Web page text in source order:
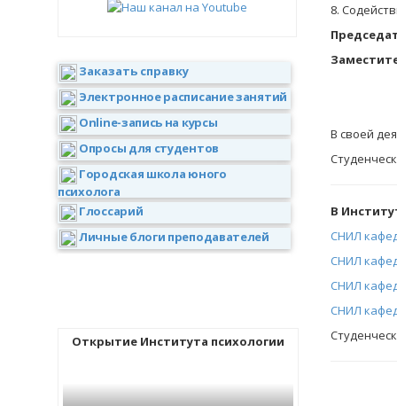
Заказать справку
Электронное расписание занятий
Online-запись на курсы
Опросы для студентов
Городская школа юного
психолога
Глоссарий
Личные блоги преподавателей
Открытие Института психологии
8.
В своей
В
СНИЛ
СНИЛ
СНИЛ
СНИЛ